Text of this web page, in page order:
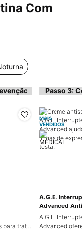
Com
tratar
Passo 3:
MAIS
VENDIDOS
A.G.E.
Advanced
Alta Potência
A.G.E.
Advanced